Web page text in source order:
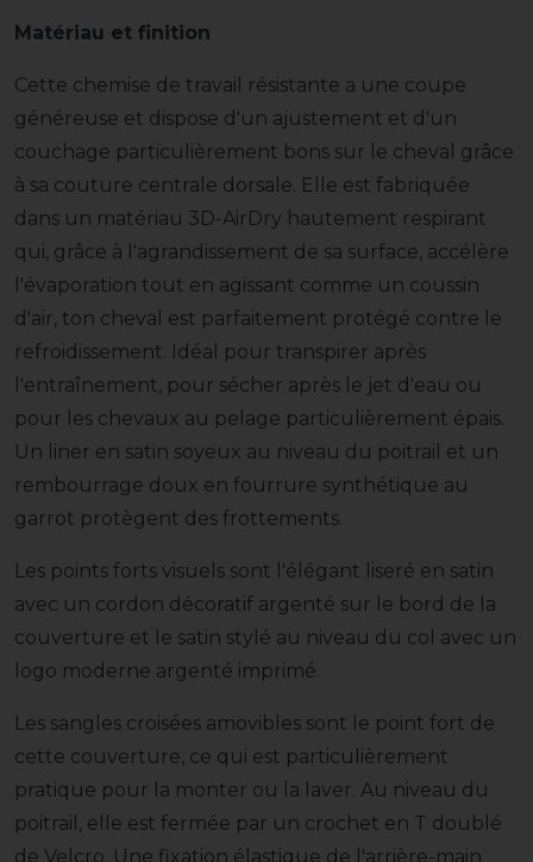
Matériau et finition
Cette chemise de travail résistante a une coupe
généreuse et dispose d'un ajustement et d'un
couchage particulièrement bons sur le cheval grâce
à sa couture centrale dorsale. Elle est fabriquée
dans un matériau 3D-AirDry hautement respirant
qui, grâce à l'agrandissement de sa surface, accélère
l'évaporation tout en agissant comme un coussin
d'air, ton cheval est parfaitement protégé contre le
refroidissement. Idéal pour transpirer après
l'entraînement, pour sécher après le jet d'eau ou
pour les chevaux au pelage particulièrement épais.
Un liner en satin soyeux au niveau du poitrail et un
rembourrage doux en fourrure synthétique au
garrot protègent des frottements.
Les points forts visuels sont l'élégant liseré en satin
avec un cordon décoratif argenté sur le bord de la
couverture et le satin stylé au niveau du col avec un
logo moderne argenté imprimé.
Les sangles croisées amovibles sont le point fort de
cette couverture, ce qui est particulièrement
pratique pour la monter ou la laver. Au niveau du
poitrail, elle est fermée par un crochet en T doublé
de Velcro. Une fixation élastique de l'arrière-main